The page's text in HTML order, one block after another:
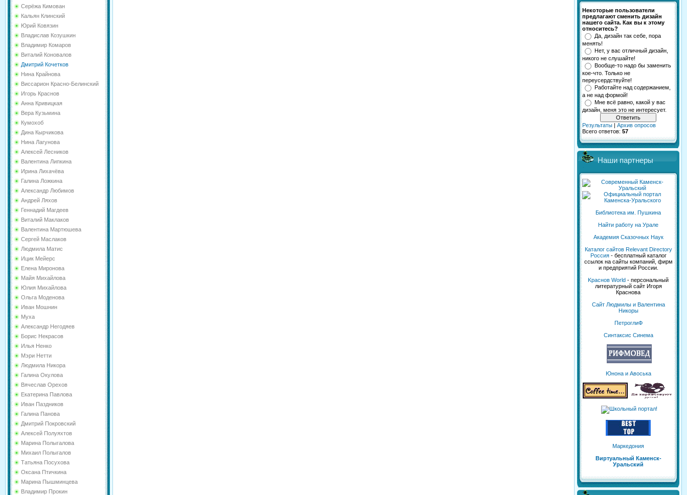
Серёжа Кимован
Кальян Клинский
Юрий Ковязин
Владислав Козушкин
Владимир Комаров
Виталий Коновалов
Дмитрий Кочетков
Нина Крайнова
Виссарион Красно-Белинский
Игорь Краснов
Анна Кривицкая
Вера Кузьмина
Кумохоб
Дина Кырчикова
Нина Лагунова
Алексей Лесников
Валентина Липкина
Ирина Лихачёва
Галина Ложкина
Александр Любимов
Андрей Ляхов
Геннадий Магдеев
Виталий Маклаков
Валентина Мартюшева
Сергей Маслаков
Людмила Матис
Ицик Мейерс
Елена Миронова
Майя Михайлова
Юлия Михайлова
Ольга Моденова
Иван Мошнин
Муха
Александр Негодяев
Борис Некрасов
Илья Ненко
Мэри Нетти
Людмила Никора
Галина Окулова
Вячеслав Орехов
Екатерина Павлова
Иван Паздников
Галина Панова
Дмитрий Покровский
Алексей Полуяхтов
Марина Полыгалова
Михаил Полыгалов
Татьяна Посухова
Оксана Птичкина
Марина Пышминцева
Владимир Прокин
Некоторые пользователи
предлагают сменить дизайн
нашего сайта. Как вы к этому
относитесь?
Да, дизайн так себе, пора
менять!
Нет, у вас отличный дизайн,
никого не слушайте!
Вообще-то надо бы заменить
кое-что. Только не
переусердствуйте!
Работайте над содержанием,
а не над формой!
Мне всё равно, какой у вас
дизайн, меня это не интересует.
Результаты | Архив опросов
Всего ответов: 57
Наши партнеры
Библиотека им. Пушкина
Найти работу на Урале
Академия Сказочных Наук
Каталог сайтов Relevant Directory
Россия- бесплатный каталог
ссылок на сайты компаний, фирм
и предприятий России.
Kраснов World - персональный
литературный сайт Игоря
Краснова
Сайт Людмилы и Валентина
Никоры
ПетроглиФ
Синтаксис Синема
Юнона и Авоська
Маркедония
Виртуальный Каменск-
Уральский